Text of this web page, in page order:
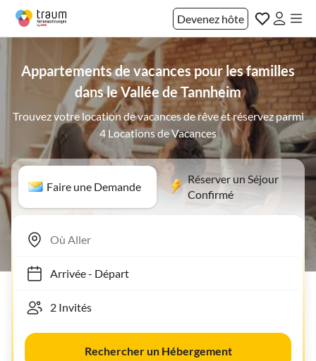
Devenez hôte
Appartements de vacances pour les familles
dans le Vallée de Tannheim
Trouvez votre location de vacances de rêve et réservez parmi
4 Locations de Vacances
Faire une Demande
Réserver un Séjour
Confirmé
Arrivée- Départ
Rechercher un Hébergement